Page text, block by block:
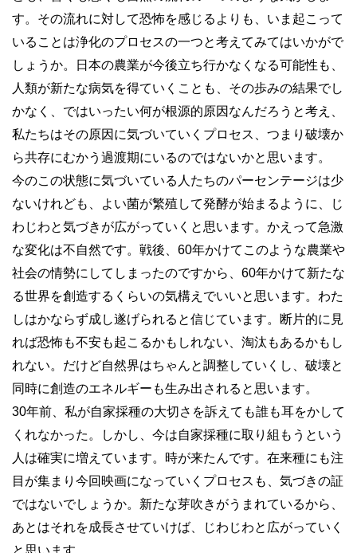
す。その流れに対して恐怖を感じるよりも、いま起こって
いることは浄化のプロセスの一つと考えてみてはいかがで
しょうか。日本の農業が今後立ち行かなくなる可能性も、
人類が新たな病気を得ていくことも、その歩みの結果でし
かなく、ではいったい何が根源的原因なんだろうと考え、
私たちはその原因に気づいていくプロセス、つまり破壊か
ら共存にむかう過渡期にいるのではないかと思います。
今のこの状態に気づいている人たちのパーセンテージは少
ないけれども、よい菌が繁殖して発酵が始まるように、じ
わじわと気づきが広がっていくと思います。かえって急激
な変化は不自然です。戦後、60年かけてこのような農業や
社会の情勢にしてしまったのですから、60年かけて新たな
る世界を創造するくらいの気構えでいいと思います。わた
しはかならず成し遂げられると信じています。断片的に見
れば恐怖も不安も起こるかもしれない、淘汰もあるかもし
れない。だけど自然界はちゃんと調整していくし、破壊と
同時に創造のエネルギーも生み出されると思います。
30年前、私が自家採種の大切さを訴えても誰も耳をかして
くれなかった。しかし、今は自家採種に取り組もうという
人は確実に増えています。時が来たんです。在来種にも注
目が集まり今回映画になっていくプロセスも、気づきの証
ではないでしょうか。新たな芽吹きがうまれているから、
あとはそれを成長させていけば、じわじわと広がっていく